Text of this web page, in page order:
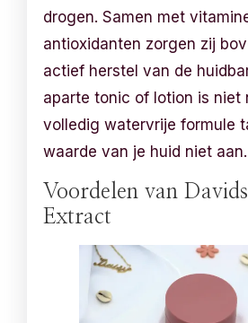
drogen. Samen met
antioxidanten zorgen zij
actief herstel van de
aparte tonic of lotion is niet
volledig watervrije formule
waarde van je huid niet aan.
Voordelen van
Extract